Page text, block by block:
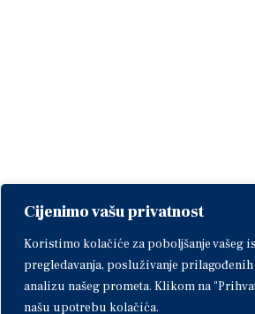
Cijenimo vašu privatnost
Koristimo kolačiće za poboljšanje vašeg
pregledavanja, posluživanje
analizu našeg prometa. Klikom na
našu upotrebu kolačića.